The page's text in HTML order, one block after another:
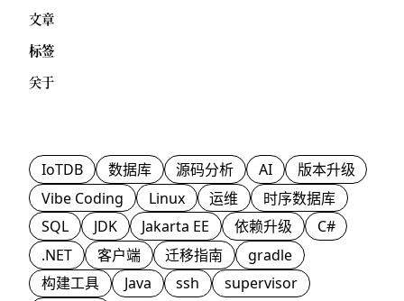
文章
标签
关于
IoTDB 数据库 源码分析 AI
版本升级
Vibe Coding
Linux 运维
时序数据库
SQL
JDK Jakarta EE 依赖升级
C#
.NET
客户端 迁移指南
gradle
构建工具
Java ssh
supervisor